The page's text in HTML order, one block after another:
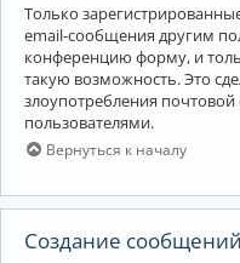
Только
email-сообщения другим
конференцию форму, и
такую возможность. Это
злоупотребления
пользователями.
Вернуться к началу
Создание сообщений